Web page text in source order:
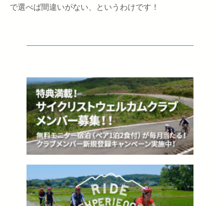
で選べば間違いがない、というわけです！